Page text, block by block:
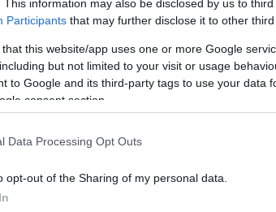
This information may also be disclosed by us to
Participants that may further disclose it to other third
that this website/app uses one or more Google
but not limited to your visit or usage
to Google and its third-party tags to use your data
consent section.
Data Processing Opt Outs
opt-out of the Sharing of my personal data.
che dalla ditta Lupetti, avevano quella
condizionamenti. Tutto rimandato